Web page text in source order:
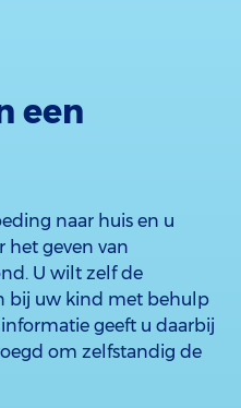
een
naar huis en u
het geven van
U wilt zelf de
bij uw kind met behulp
geeft u daarbij
om zelfstandig de